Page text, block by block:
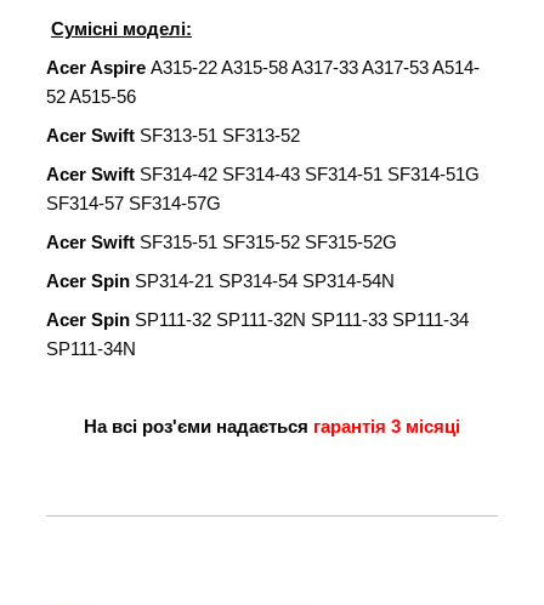
Сумісні моделі:
Acer Aspire A315-22 A315-58 A317-33 A317-53 A514-
52 A515-56
Acer Swift SF313-51 SF313-52
Acer Swift SF314-42 SF314-43 SF314-51 SF314-51G
SF314-57 SF314-57G
Acer Swift SF315-51 SF315-52 SF315-52G
Acer Spin SP314-21 SP314-54 SP314-54N
Acer Spin SP111-32 SP111-32N SP111-33 SP111-34
SP111-34N
На всі роз'єми надається гарантія 3 місяці